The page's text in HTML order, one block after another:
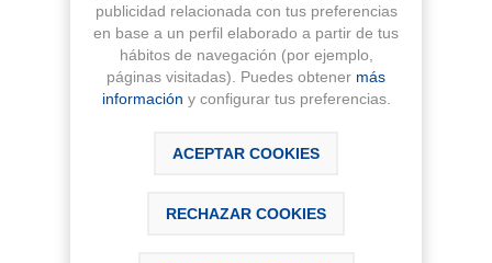
publicidad relacionada con tus preferencias
en base a un perfil elaborado a partir de tus
hábitos de navegación (por ejemplo,
páginas visitadas). Puedes obtener más
información y configurar tus preferencias.
ACEPTAR COOKIES
RECHAZAR COOKIES